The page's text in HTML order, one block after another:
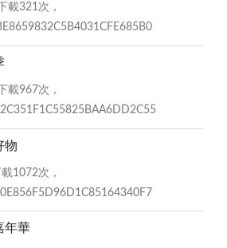
載321次，
載967次，
物
1072次，
年華